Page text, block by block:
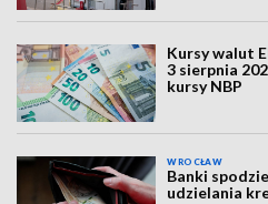
Kursy walut
3 sierpnia
kursy NBP
WROCŁAW
Banki
udzielania